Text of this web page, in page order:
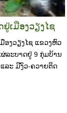
ຢູ່ເມືອງວຽງໄຊ
ອງວຽງໄຊ ແຂວງຫົວ
ລະບາດຢູ່ 9 ກຸ່ມບ້ານ
ແລະ ມີງົວ-ຄວາຍຕິດ